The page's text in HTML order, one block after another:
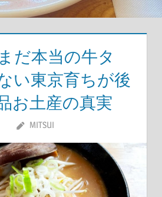
だ本当の牛タ
い東京育ちが後
お土産の真実
MITSUI